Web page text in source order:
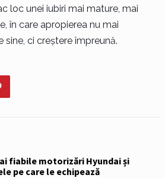
loc unei iubiri mai mature, mai
în care apropierea nu mai
sine, ci creștere împreună.
fiabile motorizări Hyundai și
pe care le echipează